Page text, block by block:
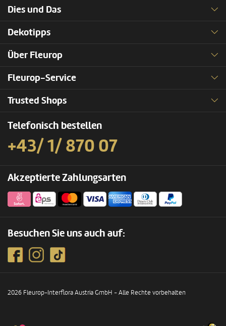
Dies und Das
Dekotipps
Über Fleurop
Fleurop-Service
Trusted Shops
Telefonisch bestellen
+43/ 1/ 870 07
Akzeptierte Zahlungsarten
Besuchen Sie uns auch auf:
2026 Fleurop-Interflora Austria GmbH - Alle Rechte vorbehalten